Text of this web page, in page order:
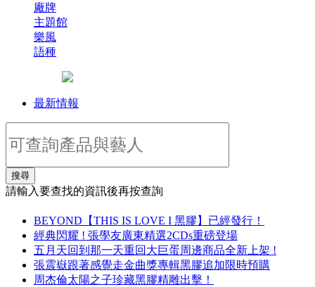
廠牌
主題館
樂風
語種
最新情報
搜尋
請輸入要查找的資訊後再按查詢
BEYOND【THIS IS LOVE I 黑膠】已經發行！
經典閃耀 ! 張學友廣東精選2CDs重磅登場
五月天回到那一天重回大巨蛋周邊商品全新上架 !
張震嶽跟著感覺走金曲獎專輯黑膠追加限時預購
周杰倫太陽之子珍藏黑膠精雕出擊！